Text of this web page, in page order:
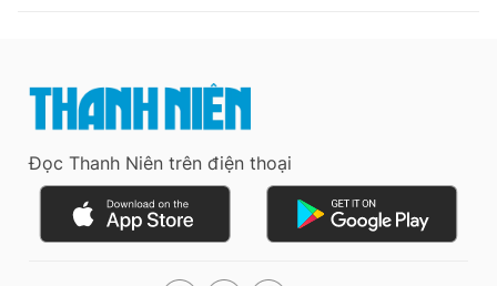
Đọc Thanh Niên trên điện thoại